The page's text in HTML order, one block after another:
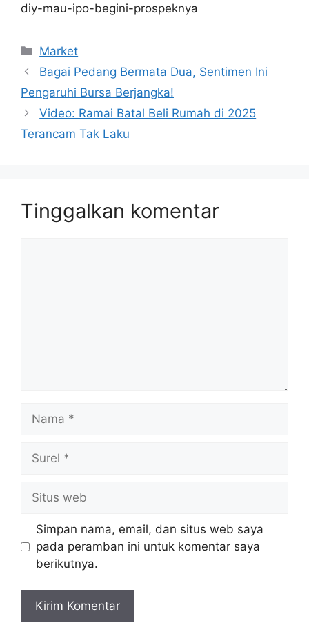
diy-mau-ipo-begini-prospeknya
Kategori
Market
Bagai Pedang Bermata Dua, Sentimen Ini
Pengaruhi Bursa Berjangka!
Video: Ramai Batal Beli Rumah di 2025
Terancam Tak Laku
Tinggalkan komentar
web
Simpan nama, email, dan situs web saya
pada peramban ini untuk komentar saya
berikutnya.